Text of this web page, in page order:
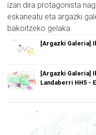
izan dira protagonista
eskaneatu eta argazki
bakoitzeko gelaka.
[Argazki Galeria]
[Argazki Galeria]
Landaberri HH5 - E